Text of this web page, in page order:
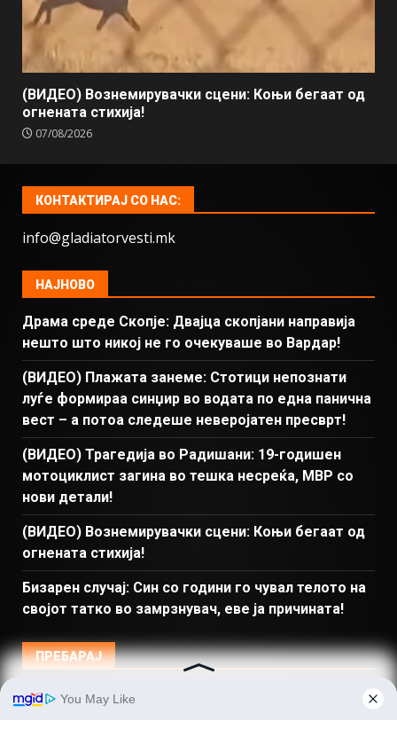
(ВИДЕО) Вознемирувачки сцени: Коњи бегаат од
огнената стихија!
07/08/2026
КОНТАКТИРАЈ СО НАС:
info@gladiatorvesti.mk
НАЈНОВО
Драма среде Скопје: Двајца скопјани направија
нешто што никој не го очекуваше во Вардар!
(ВИДЕО) Плажата занеме: Стотици непознати
луѓе формираа синџир во водата по една панична
вест – а потоа следеше неверојатен пресврт!
(ВИДЕО) Трагедија во Радишани: 19-годишен
мотоциклист загина во тешка несреќа, МВР со
нови детали!
(ВИДЕО) Вознемирувачки сцени: Коњи бегаат од
огнената стихија!
Бизарен случај: Син со години го чувал телото на
својот татко во замрзнувач, еве ја причината!
ПРЕБАРАЈ